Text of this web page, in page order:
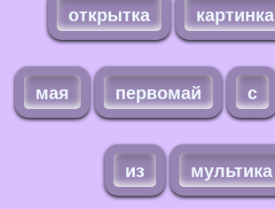
открытка картинка
мая первомай с
из мультика